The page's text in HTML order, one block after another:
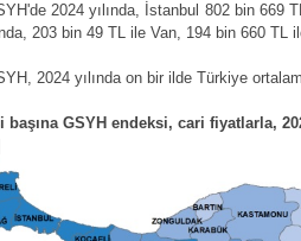
2024 yılında, İstanbul 802 bin
203 bin 49 TL ile Van, 194 bin 660 TL
2024 yılında on bir ilde Türkiye
başına GSYH endeksi, cari fiyatlarla,